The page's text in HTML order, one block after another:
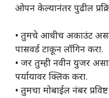
ओपन केल्यानंतर पुढील
• ​तुमचे आधीच अकाउंट
पासवर्ड टाकून लॉगिन करा.
• ​जर तुम्ही नवीन युजर
पर्यायावर क्लिक करा.
• ​तुमचा मोबाईल नंबर